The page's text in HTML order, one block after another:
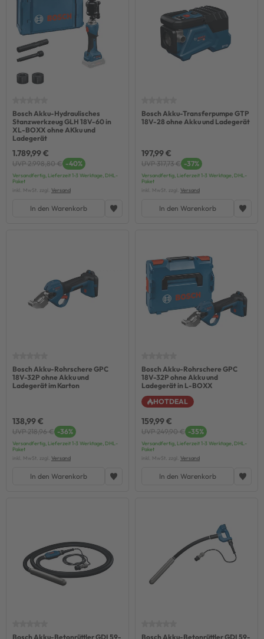
Bosch Akku-Hydraulisches
Stanzwerkzeug GLH 18V-60 in
XL-BOXX ohne AKku und
Ladegerät
1.789,99 €
UVP 2.998,80 € -40%
Versandfertig, Lieferzeit 1-3 Werktage, DHL-
Paket
inkl. MwSt. zzgl. Versand
In den Warenkorb
Bosch Akku-Transferpumpe GTP
18V-28 ohne Akku und Ladegerät
197,99 €
UVP 317,73 € -37%
Versandfertig, Lieferzeit 1-3 Werktage, DHL-
Paket
inkl. MwSt. zzgl. Versand
In den Warenkorb
Bosch Akku-Rohrschere GPC
18V-32P ohne Akku und
Ladegerät im Karton
138,99 €
UVP 218,96 € -36%
Versandfertig, Lieferzeit 1-3 Werktage, DHL-
Paket
inkl. MwSt. zzgl. Versand
In den Warenkorb
Bosch Akku-Rohrschere GPC
18V-32P ohne Akku und
Ladegerät in L-BOXX
HOTDEAL
159,99 €
UVP 249,90 € -35%
Versandfertig, Lieferzeit 1-3 Werktage, DHL-
Paket
inkl. MwSt. zzgl. Versand
In den Warenkorb
Bosch Akku-Betonrüttler GDI 59- Bosch Akku-Betonrüttler GDI 59-